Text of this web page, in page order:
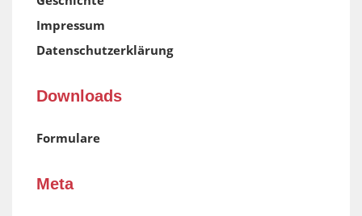
Impressum
Datenschutzerklärung
Downloads
Formulare
Meta